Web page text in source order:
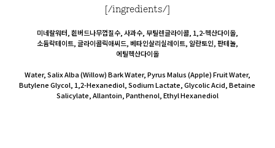
[/ingredients/]
미네랄워터, 흰버드나무껍질수, 사과수, 부틸렌글라이콜, 1,2-헥산다이올,
소듐락테이트, 글라이콜릭애씨드, 베타인살리실레이트, 알란토인, 판테놀,
에틸헥산다이올
Water, Salix Alba (Willow) Bark Water, Pyrus Malus (Apple) Fruit Water,
Butylene Glycol, 1,2-Hexanediol, Sodium Lactate, Glycolic Acid, Betaine
Salicylate, Allantoin, Panthenol, Ethyl Hexanediol